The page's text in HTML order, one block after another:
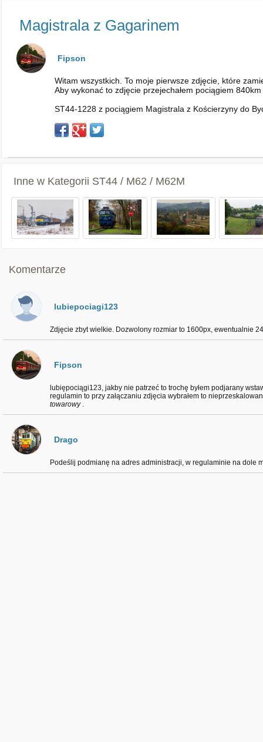
Magistrala z Gagarinem
Fipson
Witam wszystkich. To moje pierwsze zdjęcie, które
Aby wykonać to zdjęcie przejechałem pociągiem
ST44-1228 z pociągiem Magistrala z Kościerzyny do
Inne w Kategorii ST44 / M62 / M62M
Komentarze
lubiepociagi123
Zdjęcie zbyt wielkie. Dozwolony rozmiar to 1600px, ewentualnie
Fipson
lubiępociągi123, jakby nie patrzeć to trochę byłem podjarany
regulamin to przy załączaniu zdjęcia wybrałem to
towarowy.
Drago
Podeślij podmianę na adres administracji, w regulaminie na dole